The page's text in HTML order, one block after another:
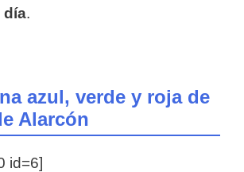
día.
azul, verde y roja de
Alarcón
id=6]